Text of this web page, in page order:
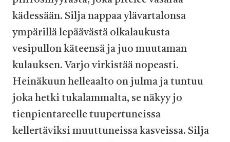
kädessään. Silja nappaa ylävartalonsa
ympärillä lepäävästä olkalaukusta
vesipullon käteensä ja juo muutaman
kulauksen. Varjo virkistää nopeasti.
Heinäkuun helleaalto on julma ja tuntuu
joka hetki tukalammalta, se näkyy jo
tienpientareelle tuupertuneissa
kellertäviksi muuttuneissa kasveissa. Silja